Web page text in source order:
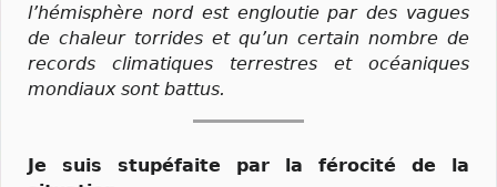
l’hémisphère nord est engloutie par des vagues
de chaleur torrides et qu’un certain nombre de
records climatiques terrestres et océaniques
mondiaux sont battus.
Je suis stupéfaite par la férocité de la